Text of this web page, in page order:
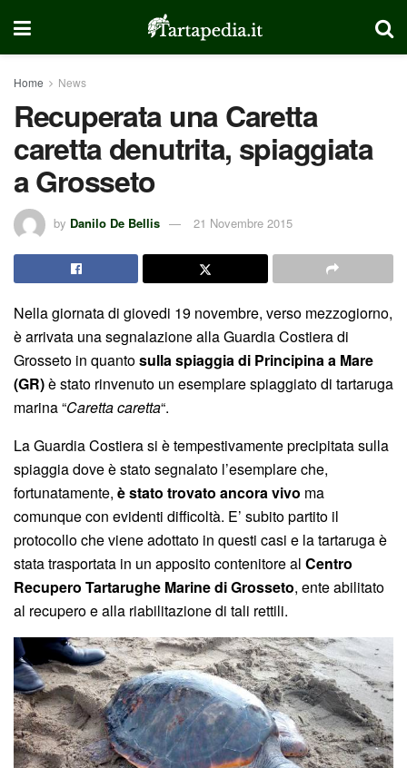
Home News
Recuperata una Caretta
caretta denutrita, spiaggiata
a Grosseto
by Danilo De Bellis 21 Novembre 2015
Nella giornata di giovedi 19 novembre, verso mezzogiorno,
è arrivata una segnalazione alla Guardia Costiera di
Grosseto in quantosulla spiaggia di Principina a Mare
(GR)è stato rinvenuto un esemplare spiaggiato di tartaruga
marina “Caretta caretta“.
La Guardia Costiera si è tempestivamente precipitata sulla
spiaggia dove è stato segnalato l’esemplare che,
fortunatamente, è stato trovato ancora vivo ma
comunque con evidenti difficoltà. E’ subito partito il
protocollo che viene adottato in questi casi e la tartaruga è
stata trasportata in un apposito contenitore al Centro
Recupero Tartarughe Marine di Grosseto, ente abilitato
al recupero e alla riabilitazione di tali rettili.